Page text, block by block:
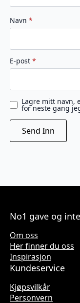
Navn *
E-post *
Lagre mitt navn,
for neste gang
No1 gave og
Om oss
Her finner du oss
Inspirasjon
Kundeservice
Kjøpsvilkår
Personvern